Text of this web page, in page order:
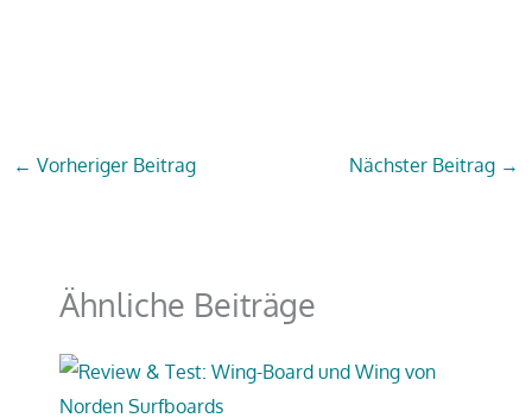
← Vorheriger Beitrag Nächster Beitrag →
Ähnliche Beiträge